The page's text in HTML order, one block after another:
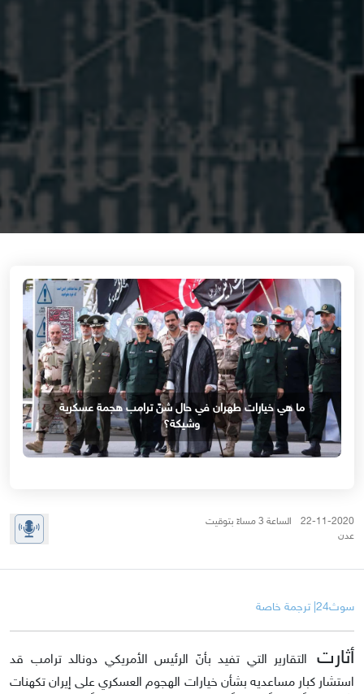
ما هي خيارات طهران في حال شنّ ترامب هجمة عسكرية
وشيكة؟
22-11-2020 الساعة 3 مساءً بتوقيت
عدن
سوث24| ترجمة خاصة
أثارت
التقارير التي تفيد بأنّ الرئيس الأمريكي دونالد ترامب قد
استشار كبار مساعديه بشأن خيارات الهجوم العسكري على إيران تكهنات